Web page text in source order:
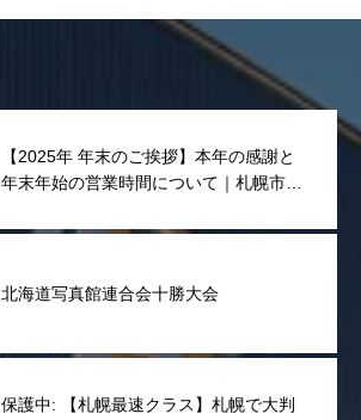
【2025年 年末のご挨拶】本年の感謝と
年末年始の営業時間について｜札幌市東
北海道写真館連合会十勝大会
保護中: 【札幌最速クラス】札幌で大判